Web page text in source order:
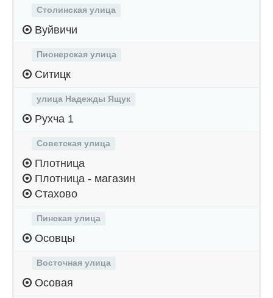
Столинская улица
Вуйвичи
Пионерская улица
Ситицк
улица Надежды Ящук
Рухча 1
Советская улица
Плотница
Плотница - магазин
Стахово
Пинская улица
Осовцы
Восточная улица
Осовая